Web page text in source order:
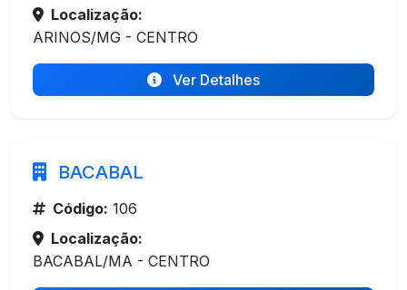
Localização:
ARINOS/MG - CENTRO
Ver Detalhes
BACABAL
Código: 106
Localização:
BACABAL/MA - CENTRO